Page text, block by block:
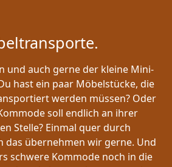
und auch gerne der kleine Mini-
hast ein paar Möbelstücke, die
werden müssen? Oder
soll endlich an ihrer
Stelle? Einmal quer durch
das übernehmen wir gerne. Und
schwere Kommode noch in die